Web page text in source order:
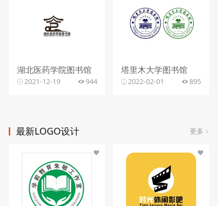
湖北医药学院图书馆
2021-12-19 944
塔里木大学图书馆
2022-02-01 895
最新LOGO设计 更多